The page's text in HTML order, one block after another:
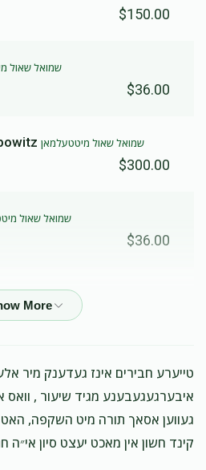
$150.00
שמואל שאול
$36.00
שמואל שאול מיטטעלמאן
$300.00
שמואל שאול
$36.00
שמואל שאול
תלמידי ע״ג
$50.00
טוב
טייערע חבירים אינז געדענק מיר
איבערגעגעבענע מגיד שיעור , וואס
געווען אסאך תורה מיט השקפה, האט
קינד חשון אין מאכט יעצט סיון אי״ה